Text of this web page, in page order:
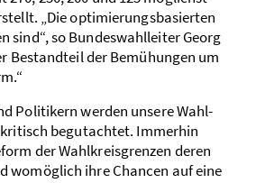
„Die optimierungs­basierten
sind“, so Bundes­wahl­leiter Georg
Bestandteil der Bemühungen um
Politikern werden unsere Wahl­
begutachtet. Immerhin
der Wahl­kreis­grenzen deren
womöglich ihre Chancen auf eine